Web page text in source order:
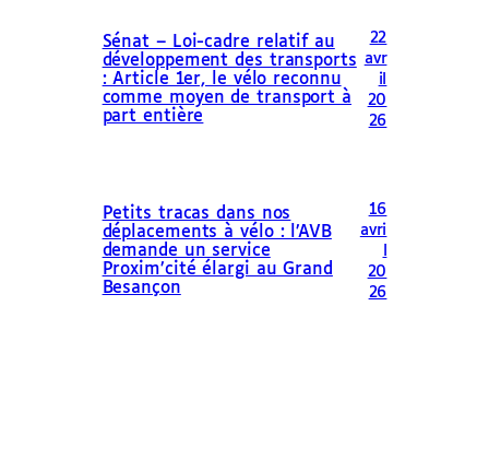
Sénat – Loi-cadre relatif au
développement des transports
: Article 1er, le vélo reconnu
comme moyen de transport à
part entière
22
avr
il
20
26
Petits tracas dans nos
déplacements à vélo : l’AVB
demande un service
Proxim’cité élargi au Grand
Besançon
16
avri
20
26